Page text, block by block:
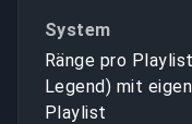
System
Ränge pro
Legend) mit
Playlist